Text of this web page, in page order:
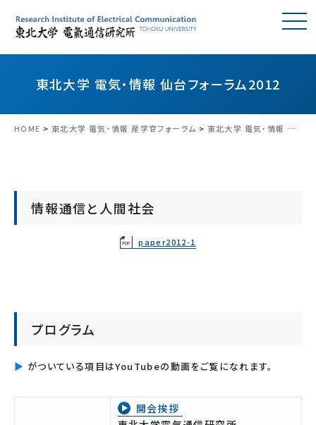
東北大学 電気・情報 仙台フォーラム2012
HOME > 東北大学 電気・情報 産学官フォーラム > 東北大学 電気・情報 仙台フォーラム2012
情報通信と人間社会
paper2012-1
プログラム
▶ がついている項目はYouTubeの動画をご覧になれます。
開会挨拶